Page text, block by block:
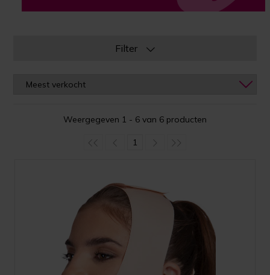
Filter
Weergegeven 1 - 6 van 6 producten
1